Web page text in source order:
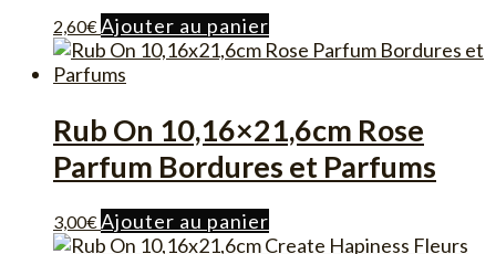
2,60€Ajouter au panier
Rub On 10,16×21,6cm Rose
Parfum Bordures et Parfums
3,00€Ajouter au panier